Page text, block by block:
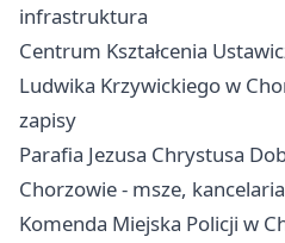
infrastruktura
Centrum Kształcenia
Ludwika Krzywickiego w
zapisy
Parafia Jezusa Chrystusa
Chorzowie - msze,
Komenda Miejska Policji w